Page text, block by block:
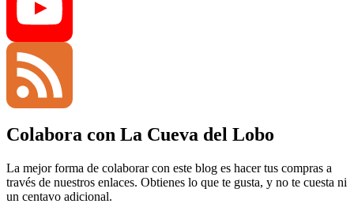
Twitter
YouTube
Channel
Feed
Colabora con La Cueva del Lobo
La mejor forma de colaborar con este blog es hacer tus compras a
través de nuestros enlaces. Obtienes lo que te gusta, y no te cuesta ni
un centavo adicional.